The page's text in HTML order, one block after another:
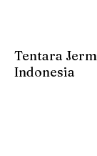
Tentara
Indonesia